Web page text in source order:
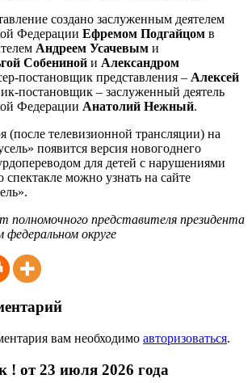
создано заслуженным деятелем
Федерации Ефремом Подгайцом в
Андреем Усачевым и
Собениной и Александром
постановщик представления – Алексей
постановщик – заслуженный деятель
Федерации Анатолий Нежный.
(после телевизионной трансляции) на
появится версия новогоднего
для детей с нарушениями
спектакле можно узнать на сайте
полномочного представителя президента
округе
вам необходимо авторизоваться.
! от 23 июля 2026 года